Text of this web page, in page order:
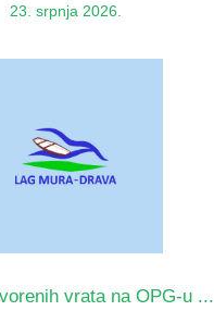
23. srpnja 2026.
vrata na OPG-u ...